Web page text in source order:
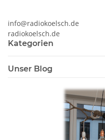
info@radiokoelsch.de
radiokoelsch.de
Kategorien
Unser Blog